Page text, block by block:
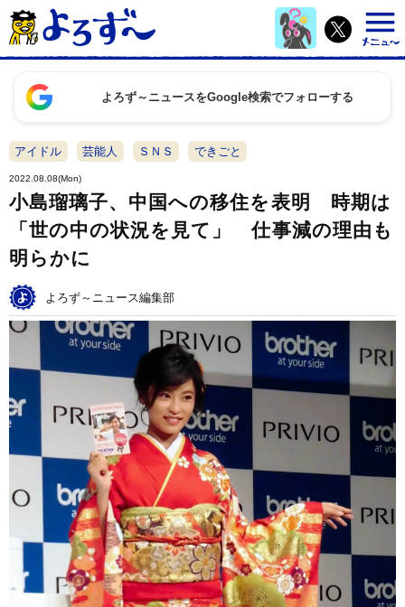
よろず～ニュースをGoogle検索でフォローする
アイドル 芸能人 ＳＮＳ できごと
2022.08.08(Mon)
小島瑠璃子、中国への移住を表明 時期は
「世の中の状況を見て」 仕事減の理由も
明らかに
よろず～ニュース編集部